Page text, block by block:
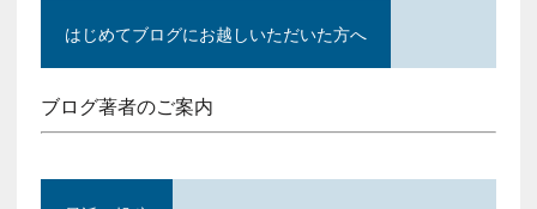
はじめてブログにお越しいただいた方へ
ブログ著者のご案内